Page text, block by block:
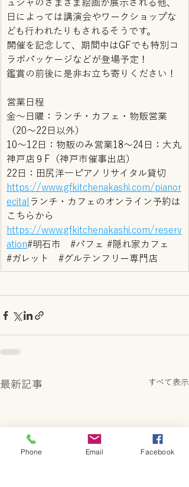
ュシャのさまざま絵画が展示される他、
日によっては講演会やワークショップな
ども行われたりもされるそうです。
開催を記念して、期間中はGFでも特別コ
ラボパッケージなどが登場予定！
鑑賞の前後に是非お立ち寄りください！
営業日程
金～日曜：ランチ・カフェ・物販営業
（20～22日以外）
10～12日：物販のみ営業18～24日：大丸
神戸店９F（神戸市催事出店）
22日：田尻洋一ピアノリサイタル貸切
https://www.gfkitchenakashi.com/pianor
ecital ランチ・カフェのオンライン予約は
こちらから
https://www.gfkitchenakashi.com/reserv
ation#明石市 #パフェ #隠れ家カフェ
#ガレット
#グルテンフリー専門店
最新記事 すべて表示
Phone Email Facebook